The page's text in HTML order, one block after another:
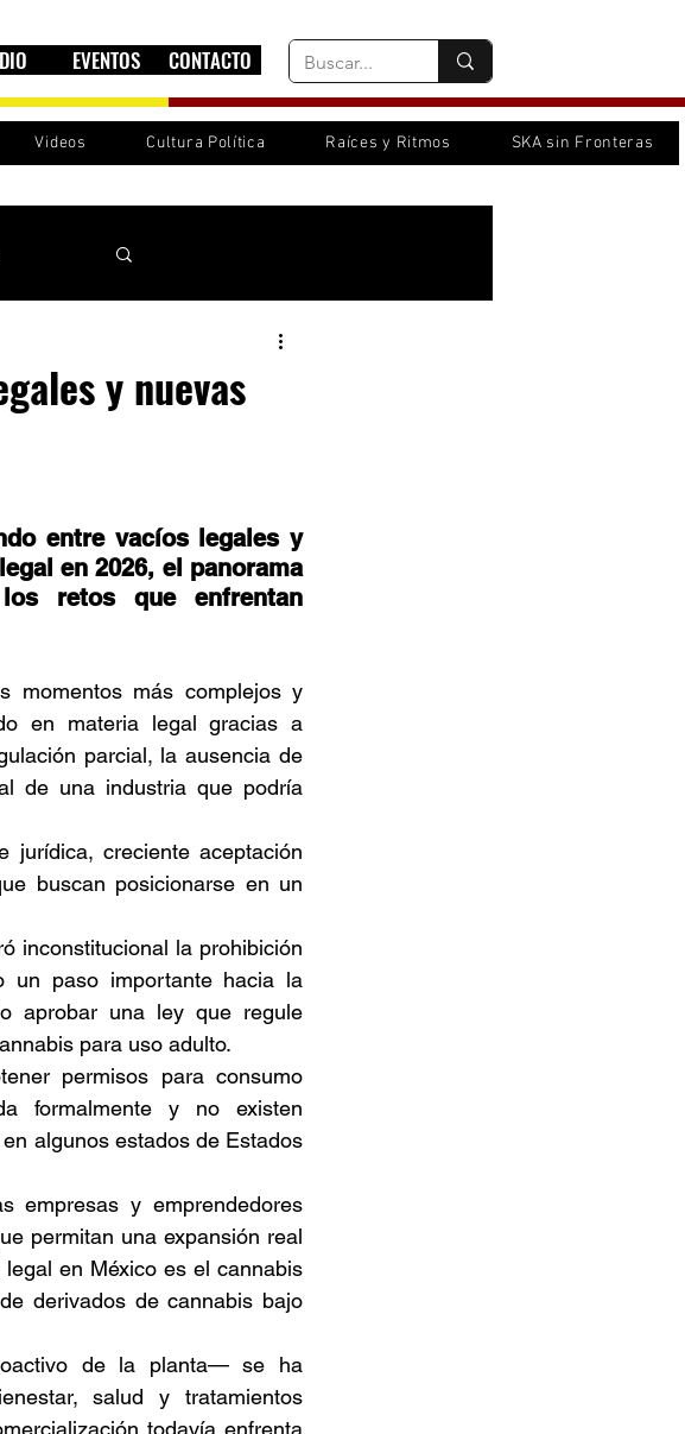
EVENTOS CONTACTO
Videos Cultura Política Raíces y Ritmos SKA sin Fronteras
y nuevas
entre vacíos legales y
en 2026, el panorama
retos que enfrentan
momentos más complejos y
en materia legal gracias a
parcial, la ausencia de
de una industria que podría
jurídica, creciente aceptación
buscan posicionarse en un
inconstitucional la prohibición
un paso importante hacia la
aprobar una ley que regule
para uso adulto.
permisos para consumo
formalmente y no existen
algunos estados de Estados
empresas y emprendedores
permitan una expansión real
en México es el cannabis
derivados de cannabis bajo
de la planta— se ha
salud y tratamientos
todavía enfrenta